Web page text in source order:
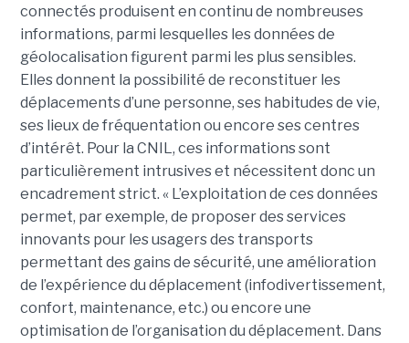
connectés produisent en continu de nombreuses
informations, parmi lesquelles les données de
géolocalisation figurent parmi les plus sensibles.
Elles donnent la possibilité de reconstituer les
déplacements d’une personne, ses habitudes de vie,
ses lieux de fréquentation ou encore ses centres
d’intérêt. Pour la CNIL, ces informations sont
particulièrement intrusives et nécessitent donc un
encadrement strict. « L’exploitation de ces données
permet, par exemple, de proposer des services
innovants pour les usagers des transports
permettant des gains de sécurité, une amélioration
de l’expérience du déplacement (infodivertissement,
confort, maintenance, etc.) ou encore une
optimisation de l’organisation du déplacement. Dans